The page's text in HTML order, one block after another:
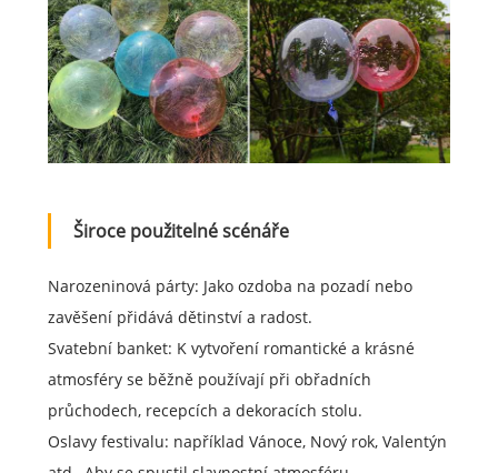
Široce použitelné scénáře
Narozeninová párty: Jako ozdoba na pozadí nebo
zavěšení přidává dětinství a radost.
Svatební banket: K vytvoření romantické a krásné
atmosféry se běžně používají při obřadních
průchodech, recepcích a dekoracích stolu.
Oslavy festivalu: například Vánoce, Nový rok, Valentýn